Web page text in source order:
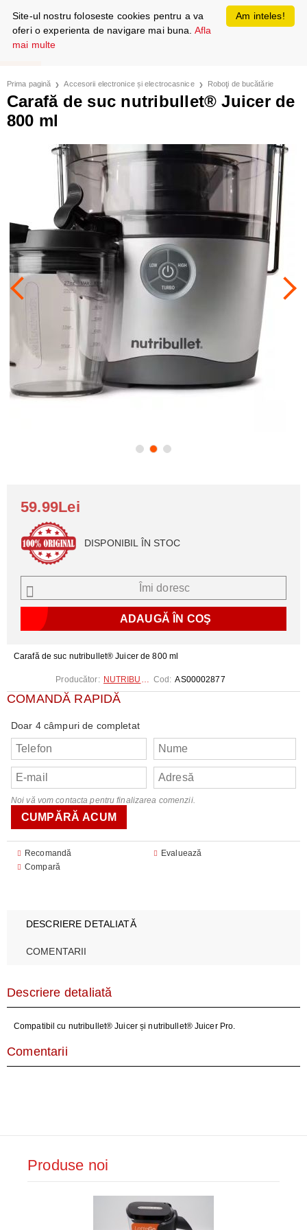
Prima pagină Accesorii electronice și electrocasnice Roboţi de bucătărie
Carafă de suc nutribullet® Juicer de
800 ml
Carafă de suc nutribullet® Juicer de 800 ml
Producător: NUTRIBULLET Cod: AS00002877
COMANDĂ RAPIDĂ
Doar 4 câmpuri de completat
Noi vă vom contacta pentru finalizarea comenzii.
Recomandă
Evaluează
Compară
59.99Lei
DISPONIBIL ÎN STOC
Îmi doresc
DESCRIERE DETALIATĂ
COMENTARII
Descriere detaliată
Compatibil cu nutribullet® Juicer și nutribullet® Juicer Pro.
Comentarii
Produse noi
Am inteles!
Site-ul nostru foloseste cookies pentru a va
oferi o experienta de navigare mai buna. Afla
mai multe